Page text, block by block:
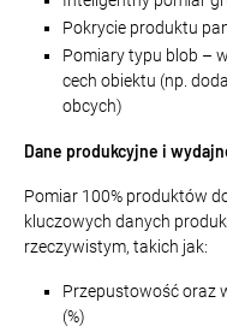
Pokrycie produktu
Pomiary typu blob –
cech obiektu (np.
obcych)
Dane produkcyjne i
Pomiar 100% produktów
kluczowych danych
rzeczywistym, takich jak:
Przepustowość oraz
(%)